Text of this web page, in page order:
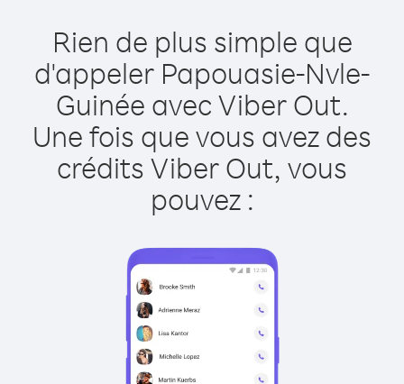
Rien de plus simple que
d'appeler Papouasie-Nvle-
Guinée avec Viber Out.
Une fois que vous avez des
crédits Viber Out, vous
pouvez :